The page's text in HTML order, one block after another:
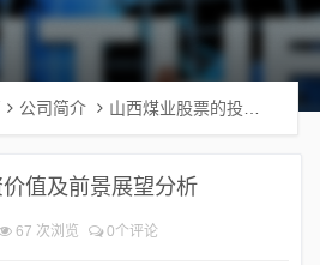
公司简介 山西煤业股票的投资价值及前景展望分析
值及前景展望分析
67 次浏览 0个评论